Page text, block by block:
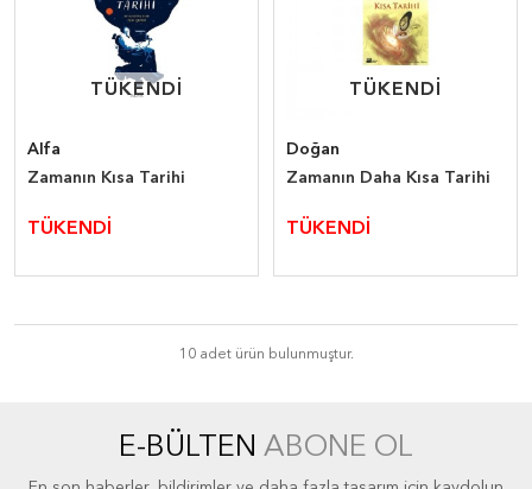
TÜKENDİ
TÜKENDİ
Alfa
Zamanın Kısa Tarihi
TÜKENDİ
TÜKENDİ
TÜKENDİ
Doğan
Zamanın Daha Kısa Tarihi
TÜKENDİ
10 adet ürün bulunmuştur.
E-BÜLTEN ABONE OL